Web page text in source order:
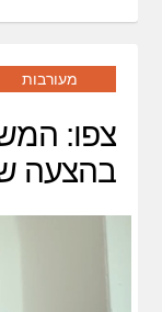
מעורבות
צפו:
בהצעה